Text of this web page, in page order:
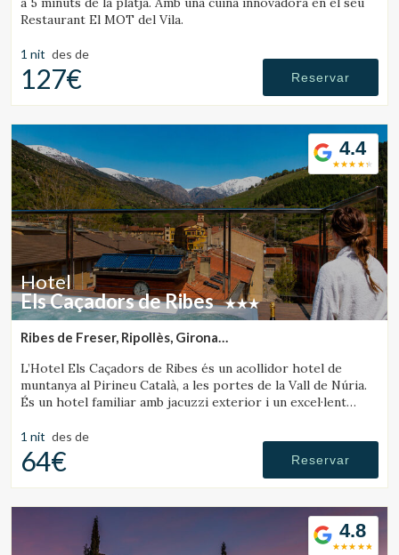
Gestionar la meva reserva
Verificar localitzador
Restaurant El MOT del Vila.
1 nit des de
127€ Reservar
4.4
Hotel
Els Caçadors de Ribes
Ribes de Freser, Ripollès, Girona
L’Hotel Els Caçadors de Ribes és un acollidor hotel de
muntanya al Pirineu Català, a les portes de la Vall de Núria.
És un hotel familiar amb jacuzzi exterior i un excel·lent
1 nit des de
64€ Reservar
4.8